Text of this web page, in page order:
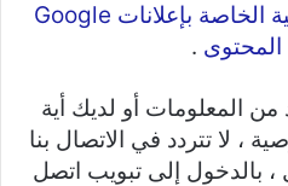
سياسة الخصوصية الخاصة بإعلانات Google
.
المعلومات أو لديك أية
، لا تتردد في الاتصال بنا
بالدخول إلى تبويب اتصل